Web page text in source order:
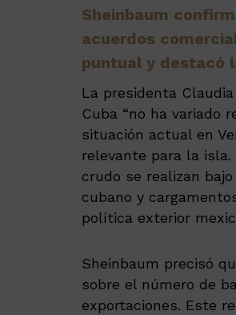
Sheinbaum
acuerdos
puntual y destacó
La presidenta
Cuba “no ha variado
situación actual en
relevante para la
crudo se realizan
cubano y
política exterior
Sheinbaum precisó
sobre el número de
exportaciones. Este